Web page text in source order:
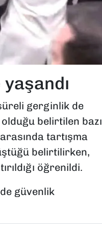
gerginlik de
belirtilen bazı
tartışma
belirtilirken,
öğrenildi.
güvenlik